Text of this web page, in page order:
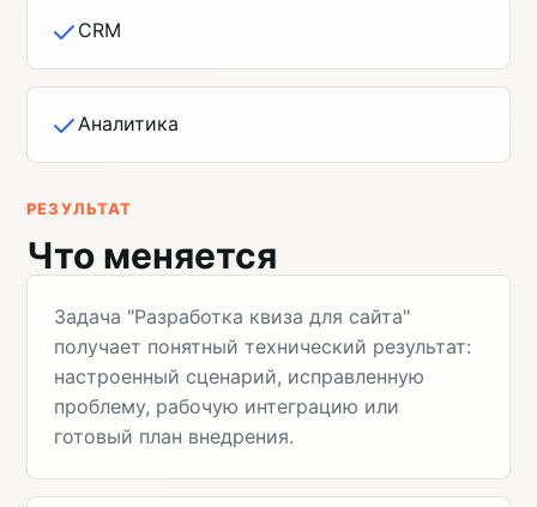
CRM
Аналитика
РЕЗУЛЬТАТ
Что меняется
Задача "Разработка квиза для сайта"
получает понятный технический результат:
настроенный сценарий, исправленную
проблему, рабочую интеграцию или
готовый план внедрения.